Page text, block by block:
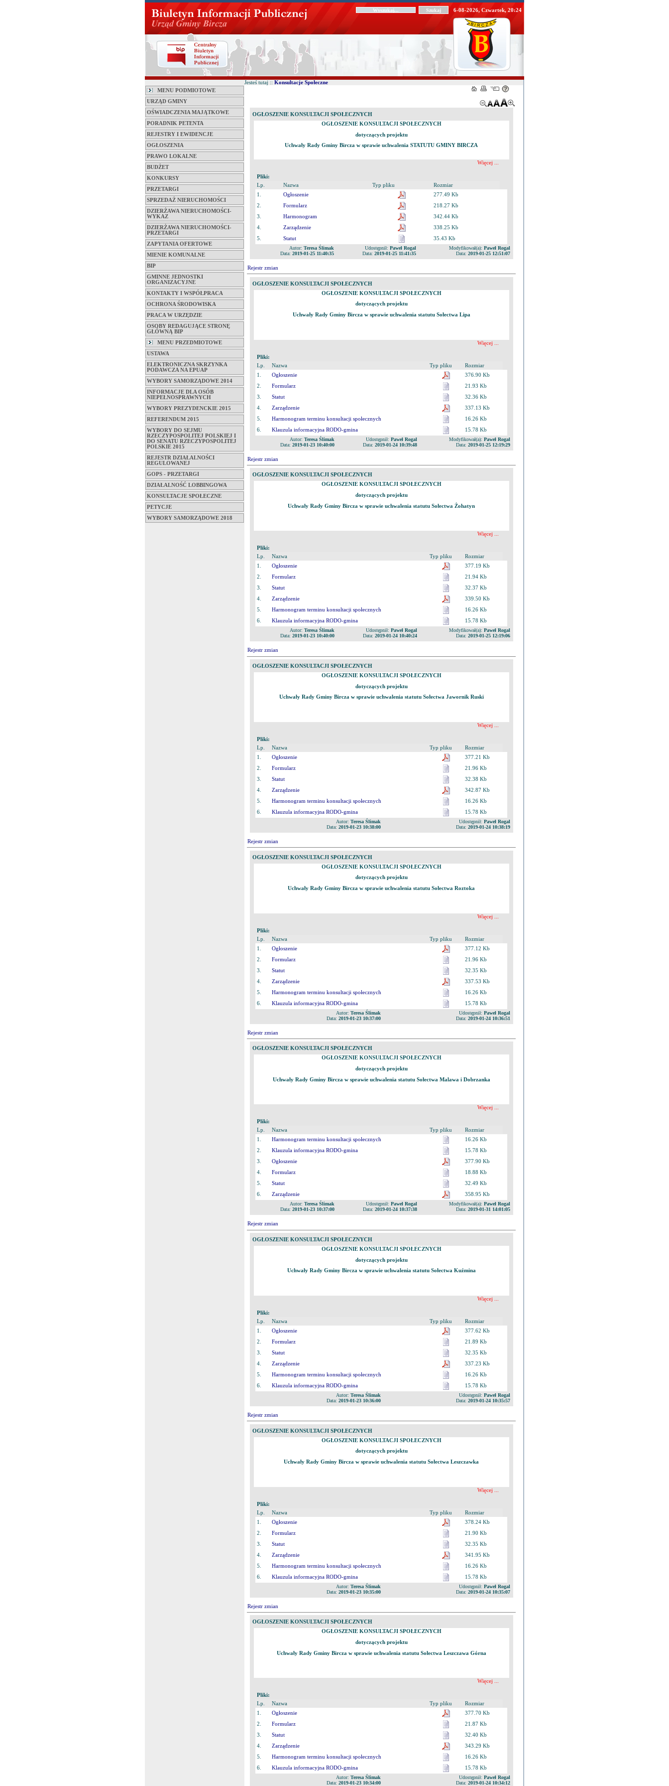
6-08-2026, Czwartek, 20:24
MENU PODMIOTOWE
URZĄD GMINY
OŚWIADCZENIA MAJĄTKOWE
PORADNIK PETENTA
REJESTRY I EWIDENCJE
OGŁOSZENIA
PRAWO LOKALNE
BUDŻET
KONKURSY
PRZETARGI
SPRZEDAŻ NIERUCHOMOŚCI
DZIERŻAWA NIERUCHOMOŚCI-
WYKAZ
DZIERŻAWA NIERUCHOMOŚCI-
PRZETARGI
ZAPYTANIA OFERTOWE
MIENIE KOMUNALNE
BIP
GMINNE JEDNOSTKI
ORGANIZACYJNE
KONTAKTY I WSPÓŁPRACA
OCHRONA ŚRODOWISKA
PRACA W URZĘDZIE
OSOBY REDAGUJĄCE STRONĘ
GŁÓWNĄ BIP
MENU PRZEDMIOTOWE
USTAWA
ELEKTRONICZNA SKRZYNKA
PODAWCZA NA EPUAP
WYBORY SAMORZĄDOWE 2014
INFORMACJE DLA OSÓB
NIEPEŁNOSPRAWNYCH
WYBORY PREZYDENCKIE 2015
REFERENDUM 2015
WYBORY DO SEJMU
RZECZYPOSPOLITEJ POLSKIEJ I
DO SENATU RZECZYPOSPOLITEJ
POLSKIE 2015
REJESTR DZIAŁALNOŚCI
REGULOWANEJ
GOPS - PRZETARGI
DZIAŁALNOŚĆ LOBBINGOWA
KONSULTACJE SPOŁECZNE
PETYCJE
WYBORY SAMORZĄDOWE 2018
Jesteś tutaj :: Konsultacje Społeczne
OGŁOSZENIE KONSULTACJI SPOŁECZNYCH
OGŁOSZENIE KONSULTACJI SPOŁECZNYCH
dotyczących projektu
Uchwały Rady Gminy Bircza w sprawie uchwalenia STATUTU GMINY BIRCZA
Więcej ...
Pliki:
Lp. Nazwa Typ pliku
Rozmiar
1.
Ogłoszenie
277.49 Kb
2.
Formularz
218.27 Kb
3.
Harmonogram
342.44 Kb
4.
Zarządzenie
338.25 Kb
5.
Statut
35.43 Kb
Autor: Teresa Ślimak
Data: 2019-01-25 11:40:35
Udostępnił: Paweł Rogal
Data: 2019-01-25 11:41:35
Modyfikował(a): Paweł Rogal
Data: 2019-01-25 12:51:07
Rejestr zmian
OGŁOSZENIE KONSULTACJI SPOŁECZNYCH
OGŁOSZENIE KONSULTACJI SPOŁECZNYCH
dotyczących projektu
Uchwały Rady Gminy Bircza w sprawie uchwalenia statutu Sołectwa Lipa
Więcej ...
Pliki:
Lp. Nazwa Typ pliku
Rozmiar
1.
Ogłoszenie
376.90 Kb
2.
Formularz
21.93 Kb
3.
Statut
32.36 Kb
4.
Zarządzenie
337.13 Kb
5.
Harmonogram terminu konsultacji społecznych
16.26 Kb
6.
Klauzula informacyjna RODO-gmina
15.78 Kb
Autor: Teresa Ślimak
Data: 2019-01-23 10:40:00
Udostępnił: Paweł Rogal
Data: 2019-01-24 10:39:48
Modyfikował(a): Paweł Rogal
Data: 2019-01-25 12:19:29
Rejestr zmian
OGŁOSZENIE KONSULTACJI SPOŁECZNYCH
OGŁOSZENIE KONSULTACJI SPOŁECZNYCH
dotyczących projektu
Uchwały Rady Gminy Bircza w sprawie uchwalenia statutu Sołectwa Żohatyn
Więcej ...
Pliki:
Lp. Nazwa Typ pliku
Rozmiar
1.
Ogłoszenie
377.19 Kb
2.
Formularz
21.94 Kb
3.
Statut
32.37 Kb
4.
Zarządzenie
339.50 Kb
5.
Harmonogram terminu konsultacji społecznych
16.26 Kb
6.
Klauzula informacyjna RODO-gmina
15.78 Kb
Autor: Teresa Ślimak
Data: 2019-01-23 10:40:00
Udostępnił: Paweł Rogal
Data: 2019-01-24 10:40:24
Modyfikował(a): Paweł Rogal
Data: 2019-01-25 12:19:06
Rejestr zmian
OGŁOSZENIE KONSULTACJI SPOŁECZNYCH
OGŁOSZENIE KONSULTACJI SPOŁECZNYCH
dotyczących projektu
Uchwały Rady Gminy Bircza w sprawie uchwalenia statutu Sołectwa Jawornik Ruski
Więcej ...
Pliki:
Lp. Nazwa Typ pliku
Rozmiar
1.
Ogłoszenie
377.21 Kb
2.
Formularz
21.96 Kb
3.
Statut
32.38 Kb
4.
Zarządzenie
342.87 Kb
5.
Harmonogram terminu konsultacji społecznych
16.26 Kb
6.
Klauzula informacyjna RODO-gmina
15.78 Kb
Autor: Teresa Ślimak
Data: 2019-01-23 10:38:00
Udostępnił: Paweł Rogal
Data: 2019-01-24 10:38:19
Rejestr zmian
OGŁOSZENIE KONSULTACJI SPOŁECZNYCH
OGŁOSZENIE KONSULTACJI SPOŁECZNYCH
dotyczących projektu
Uchwały Rady Gminy Bircza w sprawie uchwalenia statutu Sołectwa Roztoka
Więcej ...
Pliki:
Lp. Nazwa Typ pliku
Rozmiar
1.
Ogłoszenie
377.12 Kb
2.
Formularz
21.96 Kb
3.
Statut
32.35 Kb
4.
Zarządzenie
337.53 Kb
5.
Harmonogram terminu konsultacji społecznych
16.26 Kb
6.
Klauzula informacyjna RODO-gmina
15.78 Kb
Autor: Teresa Ślimak
Data: 2019-01-23 10:37:00
Udostępnił: Paweł Rogal
Data: 2019-01-24 10:36:51
Rejestr zmian
OGŁOSZENIE KONSULTACJI SPOŁECZNYCH
OGŁOSZENIE KONSULTACJI SPOŁECZNYCH
dotyczących projektu
Uchwały Rady Gminy Bircza w sprawie uchwalenia statutu Sołectwa Malawa i Dobrzanka
Więcej ...
Pliki:
Lp. Nazwa Typ pliku
Rozmiar
1.
Harmonogram terminu konsultacji społecznych
16.26 Kb
2.
Klauzula informacyjna RODO-gmina
15.78 Kb
3.
Ogłoszenie
377.90 Kb
4.
Formularz
18.88 Kb
5.
Statut
32.49 Kb
6.
Zarządzenie
358.95 Kb
Autor: Teresa Ślimak
Data: 2019-01-23 10:37:00
Udostępnił: Paweł Rogal
Data: 2019-01-24 10:37:38
Modyfikował(a): Paweł Rogal
Data: 2019-01-31 14:01:05
Rejestr zmian
OGŁOSZENIE KONSULTACJI SPOŁECZNYCH
OGŁOSZENIE KONSULTACJI SPOŁECZNYCH
dotyczących projektu
Uchwały Rady Gminy Bircza w sprawie uchwalenia statutu Sołectwa Kuźmina
Więcej ...
Pliki:
Lp. Nazwa Typ pliku
Rozmiar
1.
Ogłoszenie
377.62 Kb
2.
Formularz
21.89 Kb
3.
Statut
32.35 Kb
4.
Zarządzenie
337.23 Kb
5.
Harmonogram terminu konsultacji społecznych
16.26 Kb
6.
Klauzula informacyjna RODO-gmina
15.78 Kb
Autor: Teresa Ślimak
Data: 2019-01-23 10:36:00
Udostępnił: Paweł Rogal
Data: 2019-01-24 10:35:57
Rejestr zmian
OGŁOSZENIE KONSULTACJI SPOŁECZNYCH
OGŁOSZENIE KONSULTACJI SPOŁECZNYCH
dotyczących projektu
Uchwały Rady Gminy Bircza w sprawie uchwalenia statutu Sołectwa Leszczawka
Więcej ...
Pliki:
Lp. Nazwa Typ pliku
Rozmiar
1.
Ogłoszenie
378.24 Kb
2.
Formularz
21.90 Kb
3.
Statut
32.35 Kb
4.
Zarządzenie
341.95 Kb
5.
Harmonogram terminu konsultacji społecznych
16.26 Kb
6.
Klauzula informacyjna RODO-gmina
15.78 Kb
Autor: Teresa Ślimak
Data: 2019-01-23 10:35:00
Udostępnił: Paweł Rogal
Data: 2019-01-24 10:35:07
Rejestr zmian
OGŁOSZENIE KONSULTACJI SPOŁECZNYCH
OGŁOSZENIE KONSULTACJI SPOŁECZNYCH
dotyczących projektu
Uchwały Rady Gminy Bircza w sprawie uchwalenia statutu Sołectwa Leszczawa Górna
Więcej ...
Pliki:
Lp. Nazwa Typ pliku
Rozmiar
1.
Ogłoszenie
377.70 Kb
2.
Formularz
21.87 Kb
3.
Statut
32.40 Kb
4.
Zarządzenie
343.29 Kb
5.
Harmonogram terminu konsultacji społecznych
16.26 Kb
6.
Klauzula informacyjna RODO-gmina
15.78 Kb
Autor: Teresa Ślimak
Data: 2019-01-23 10:34:00
Udostępnił: Paweł Rogal
Data: 2019-01-24 10:34:12